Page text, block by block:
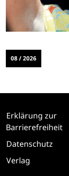
08 / 2026
Erklärung zur
Barrierefreiheit
Datenschutz
Verlag